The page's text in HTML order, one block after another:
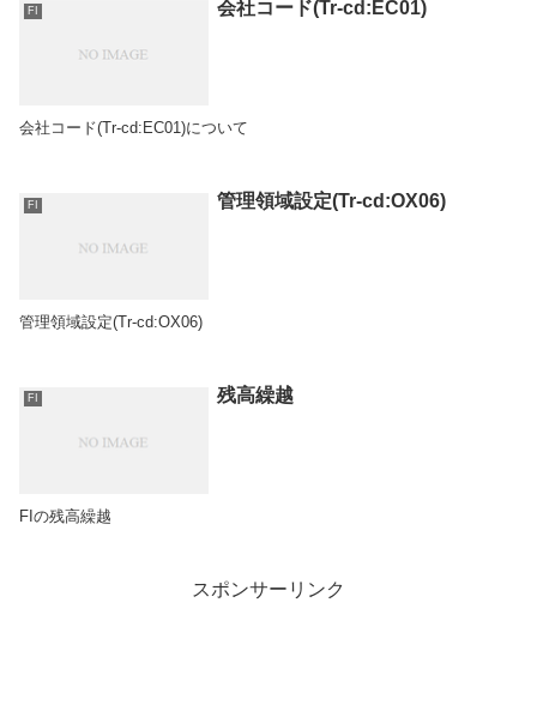
FI 会社コード(Tr-cd:EC01)
会社コード(Tr-cd:EC01)について
FI 管理領域設定(Tr-cd:OX06)
管理領域設定(Tr-cd:OX06)
FI 残高繰越
FIの残高繰越
スポンサーリンク